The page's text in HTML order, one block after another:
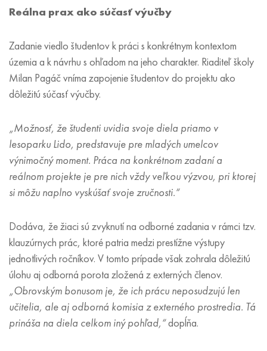
Reálna prax ako súčasť výučby
Zadanie viedlo študentov k práci s konkrétnym kontextom
územia a k návrhu s ohľadom na jeho charakter. Riaditeľ školy
Milan Pagáč vníma zapojenie študentov do projektu ako
dôležitú súčasť výučby.
„Možnosť, že študenti uvidia svoje diela priamo v
lesoparku Lido, predstavuje pre mladých umelcov
výnimočný moment. Práca na konkrétnom zadaní a
reálnom projekte je pre nich vždy veľkou výzvou, pri ktorej
si môžu naplno vyskúšať svoje zručnosti.“
Dodáva, že žiaci sú zvyknutí na odborné zadania v rámci tzv.
klauzúrnych prác, ktoré patria medzi prestížne výstupy
jednotlivých ročníkov. V tomto prípade však zohrala dôležitú
úlohu aj odborná porota zložená z externých členov.
„Obrovským bonusom je, že ich prácu neposudzujú len
učitelia, ale aj odborná komisia z externého prostredia. Tá
prináša na diela celkom iný pohľad,“dopĺňa.